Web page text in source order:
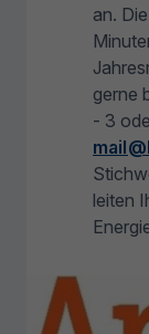
an.
gerne
- 3
leiten